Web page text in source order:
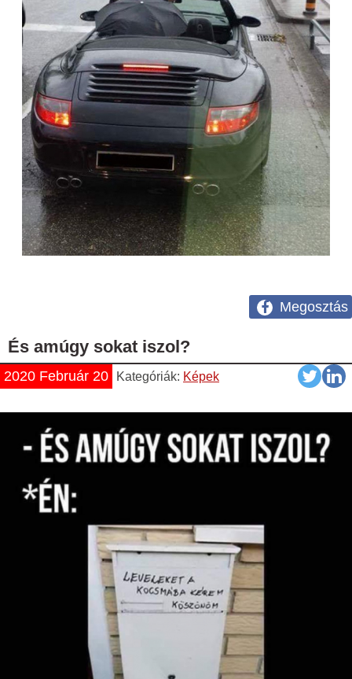
Megosztás
És amúgy sokat iszol?
2020 Február 20 Kategóriák: Képek